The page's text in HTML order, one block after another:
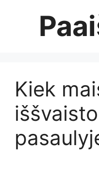
Kiek